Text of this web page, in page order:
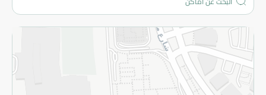
المزيد
الاسترجاع
سياسة الاستخدام
سياسة الخصوصية
قم بالتسجيل للنشرة